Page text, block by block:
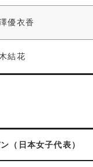
優衣香
結花
（日本女子代表）